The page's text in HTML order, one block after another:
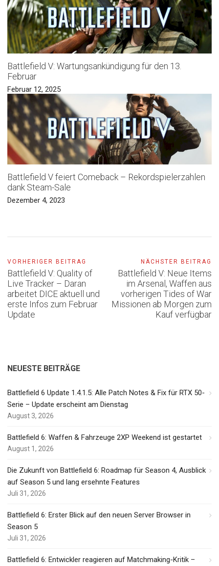
Battlefield V: Wartungsankündigung für den 13.
Februar
Februar 12, 2025
Battlefield V feiert Comeback – Rekordspielerzahlen
dank Steam-Sale
Dezember 4, 2023
VORHERIGER BEITRAG
Battlefield V: Quality of
Live Tracker – Daran
arbeitet DICE aktuell und
erste Infos zum Februar
Update
NÄCHSTER BEITRAG
Battlefield V: Neue Items
im Arsenal, Waffen aus
vorherigen Tides of War
Missionen ab Morgen zum
Kauf verfügbar
NEUESTE BEITRÄGE
Battlefield 6 Update 1.4.1.5: Alle Patch Notes & Fix für RTX 50-
Serie – Update erscheint am Dienstag
August 3, 2026
Battlefield 6: Waffen & Fahrzeuge 2XP Weekend ist gestartet
August 1, 2026
Die Zukunft von Battlefield 6: Roadmap für Season 4, Ausblick
auf Season 5 und lang ersehnte Features
Juli 31, 2026
Battlefield 6: Erster Blick auf den neuen Server Browser in
Season 5
Juli 31, 2026
Battlefield 6: Entwickler reagieren auf Matchmaking-Kritik –